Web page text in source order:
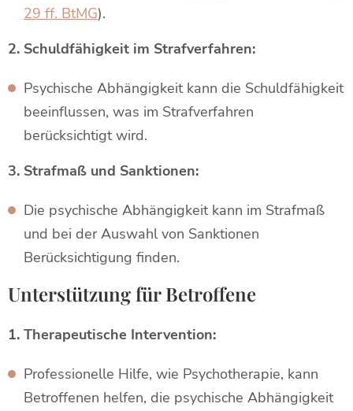
29 ff. BtMG).
2. Schuldfähigkeit im Strafverfahren:
Psychische Abhängigkeit kann die Schuldfähigkeit
beeinflussen, was im Strafverfahren
berücksichtigt wird.
3. Strafmaß und Sanktionen:
Die psychische Abhängigkeit kann im Strafmaß
und bei der Auswahl von Sanktionen
Berücksichtigung finden.
Unterstützung für Betroffene
1. Therapeutische Intervention:
Professionelle Hilfe, wie Psychotherapie, kann
Betroffenen helfen, die psychische Abhängigkeit